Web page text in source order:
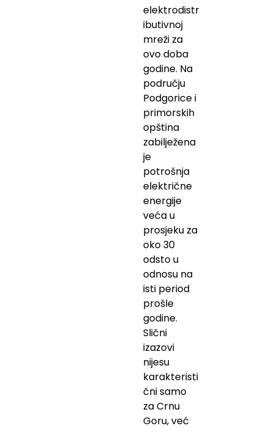
elektrodistr
ibutivnoj
mreži za
ovo doba
godine. Na
području
Podgorice i
primorskih
opština
zabilježena
je
potrošnja
električne
energije
veća u
prosjeku za
oko 30
odsto u
odnosu na
isti period
prošle
godine.
Slični
izazovi
nijesu
karakteristi
čni samo
za Crnu
Goru, već